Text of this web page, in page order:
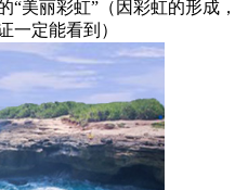
“美丽彩虹”（因彩虹的形成，
一定能看到）